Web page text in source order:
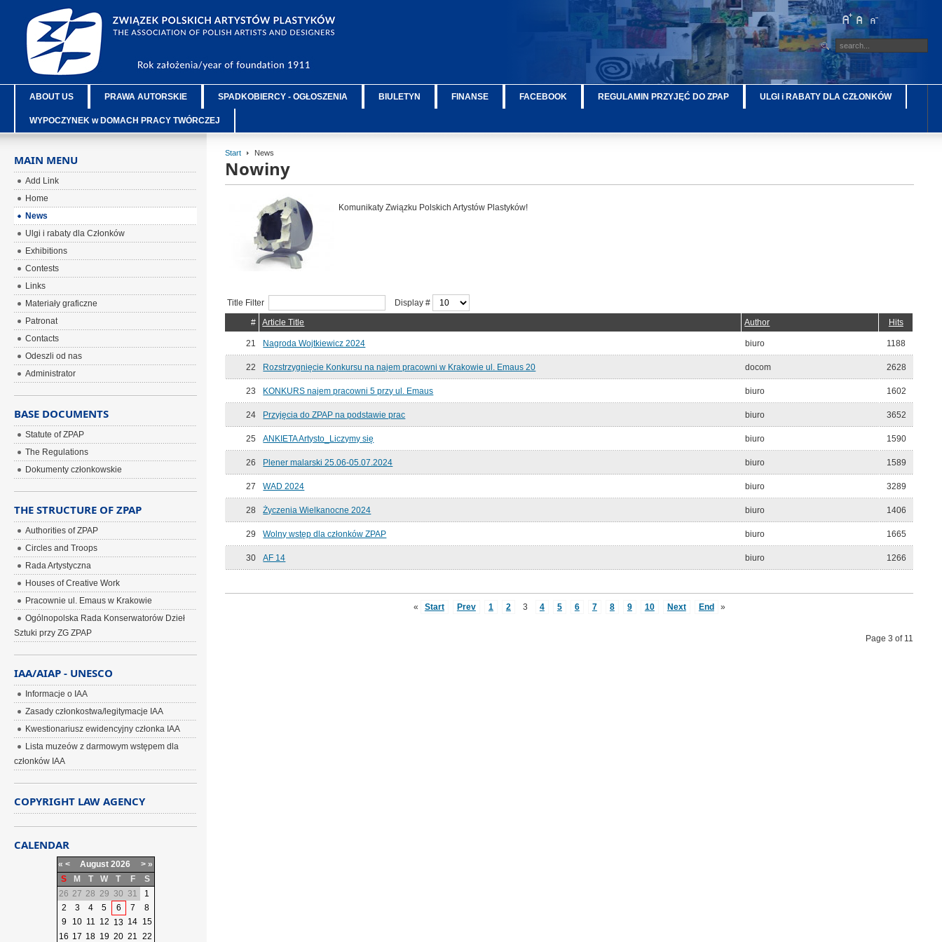
ABOUT US PRAWA AUTORSKIE SPADKOBIERCY - OGŁOSZENIA BIULETYN FINANSE FACEBOOK REGULAMIN PRZYJĘĆ DO ZPAP ULGI i RABATY DLA CZŁONKÓW
WYPOCZYNEK w DOMACH PRACY TWÓRCZEJ
Start News
Nowiny
Komunikaty Związku Polskich Artystów Plastyków!
Title Filter
Display #
#
Article Title Author Hits
21 Nagroda Wojtkiewicz 2024 biuro 1188
22 Rozstrzygnięcie Konkursu na najem pracowni w Krakowie ul. Emaus 20 docom 2628
23 KONKURS najem pracowni 5 przy ul. Emaus biuro 1602
24 Przyjęcia do ZPAP na podstawie prac biuro 3652
25 ANKIETA Artysto_Liczymy się biuro 1590
26 Plener malarski 25.06-05.07.2024 biuro 1589
27 WAD 2024 biuro 3289
28 Życzenia Wielkanocne 2024 biuro 1406
29 Wolny wstęp dla członków ZPAP biuro 1665
30 AF 14 biuro 1266
« Start Prev 1 2 3 4 5 6 7 8 9 10 Next End »
Page 3 of 11
MAIN MENU
Add Link
Home
News
Ulgi i rabaty dla Członków
Exhibitions
Contests
Links
Materiały graficzne
Patronat
Contacts
Odeszli od nas
Administrator
BASE DOCUMENTS
Statute of ZPAP
The Regulations
Dokumenty członkowskie
THE STRUCTURE OF ZPAP
Authorities of ZPAP
Circles and Troops
Rada Artystyczna
Houses of Creative Work
Pracownie ul. Emaus w Krakowie
Ogólnopolska Rada Konserwatorów Dzieł
Sztuki przy ZG ZPAP
IAA/AIAP - UNESCO
Informacje o IAA
Zasady członkostwa/legitymacje IAA
Kwestionariusz ewidencyjny członka IAA
Lista muzeów z darmowym wstępem dla
członków IAA
COPYRIGHT LAW AGENCY
CALENDAR
« < August 2026 > »
S
M T W T F
S
26 27 28 29 30 31
1
2
3 4 5 6 7
8
9
10 11 12 13 14 15
16 17 18 19 20 21 22